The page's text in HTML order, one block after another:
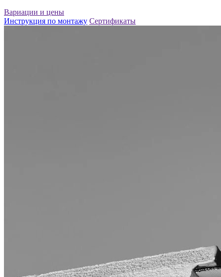
Вариации и цены
Инструкция по монтажу Сертификаты